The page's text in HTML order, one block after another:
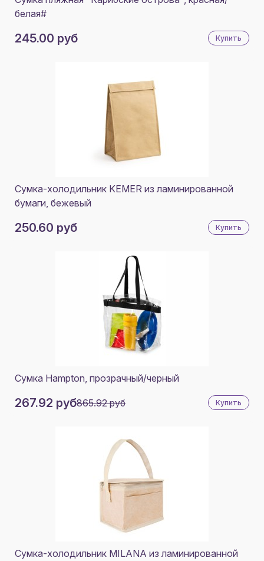
белая#
245.00 руб Купить
Сумка-холодильник KEMER из ламинированной
бумаги, бежевый
250.60 руб Купить
Сумка Hampton, прозрачный/черный
267.92 руб865.92 руб Купить
Сумка-холодильник MILANA из ламинированной